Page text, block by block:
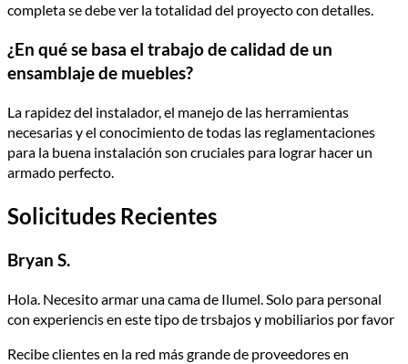
completa se debe ver la totalidad del proyecto con detalles.
¿En qué se basa el trabajo de calidad de un
ensamblaje de muebles?
La rapidez del instalador, el manejo de las herramientas
necesarias y el conocimiento de todas las reglamentaciones
para la buena instalación son cruciales para lograr hacer un
armado perfecto.
Solicitudes Recientes
Bryan S.
Hola. Necesito armar una cama de Ilumel. Solo para personal
con experiencis en este tipo de trsbajos y mobiliarios por favor
Recibe clientes en la red más grande de proveedores en